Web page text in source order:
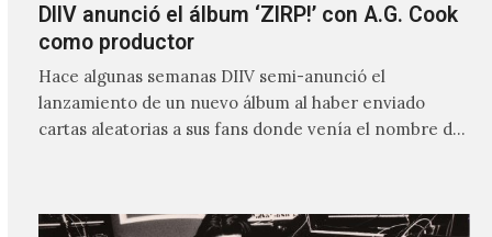
DIIV anunció el álbum ‘ZIRP!’ con A.G. Cook
como productor
Hace algunas semanas DIIV semi-anunció el
lanzamiento de un nuevo álbum al haber enviado
cartas aleatorias a sus fans donde venía el nombre de